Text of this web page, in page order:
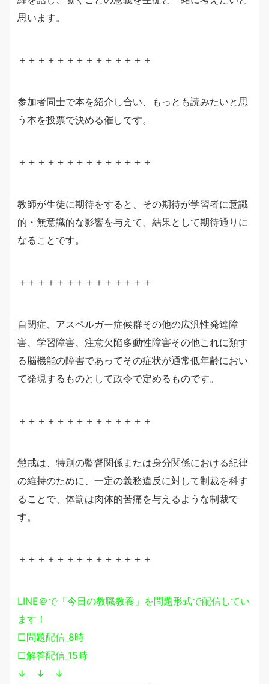
思います。
＋＋＋＋＋＋＋＋＋＋＋＋＋＋
参加者同士で本を紹介し合い、もっとも読みたいと思
う本を投票で決める催しです。
＋＋＋＋＋＋＋＋＋＋＋＋＋＋
教師が生徒に期待をすると、その期待が学習者に意識
的・無意識的な影響を与えて、結果として期待通りに
なることです。
＋＋＋＋＋＋＋＋＋＋＋＋＋＋
自閉症、アスペルガー症候群その他の広汎性発達障
害、学習障害、注意欠陥多動性障害その他これに類す
る脳機能の障害であってその症状が通常低年齢におい
て発現するものとして政令で定めるものです。
＋＋＋＋＋＋＋＋＋＋＋＋＋＋
懲戒は、特別の監督関係または身分関係における紀律
の維持のために、一定の義務違反に対して制裁を科す
ることで、体罰は肉体的苦痛を与えるような制裁で
す。
＋＋＋＋＋＋＋＋＋＋＋＋＋＋
LINE＠で「今日の教職教養」を問題形式で配信してい
ます！
□問題配信_8時
□解答配信_15時
↓ ↓ ↓